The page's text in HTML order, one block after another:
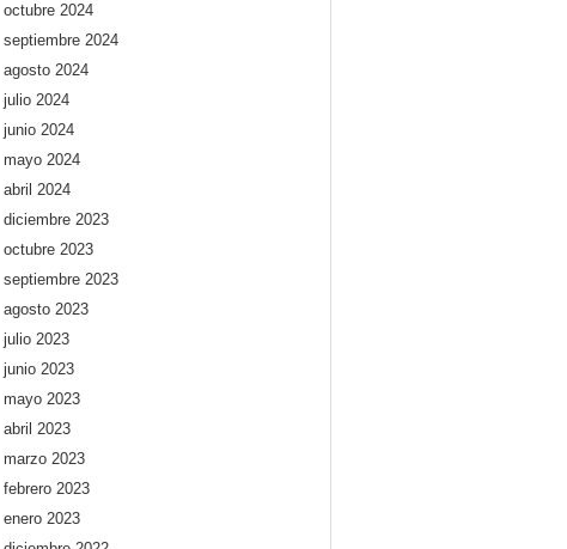
octubre 2024
septiembre 2024
agosto 2024
julio 2024
junio 2024
mayo 2024
abril 2024
diciembre 2023
octubre 2023
septiembre 2023
agosto 2023
julio 2023
junio 2023
mayo 2023
abril 2023
marzo 2023
febrero 2023
enero 2023